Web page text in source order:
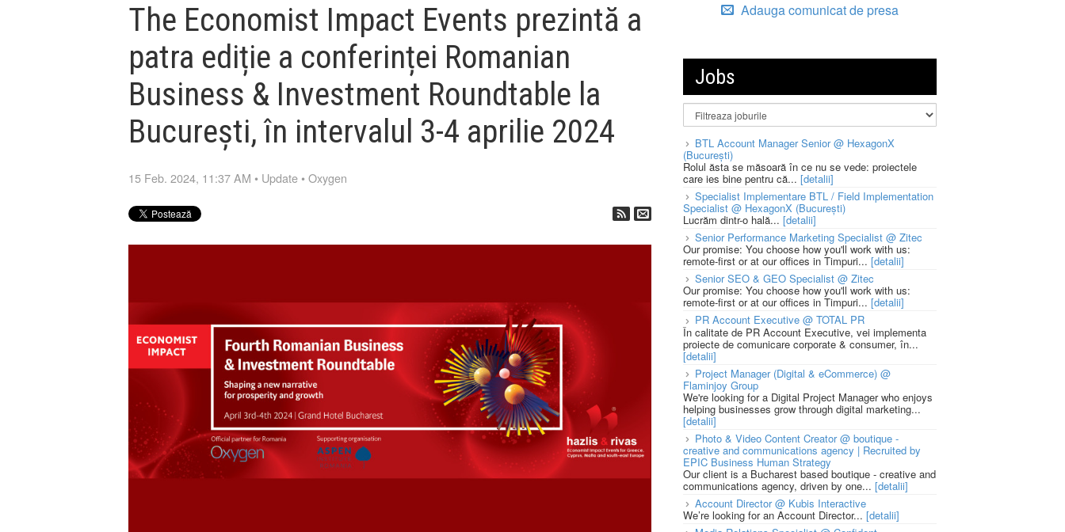
The Economist Impact Events prezintă a
patra ediție a conferinței Romanian
Business & Investment Roundtable la
București, în intervalul 3-4 aprilie 2024
15 Feb. 2024, 11:37 AM • Update •Oxygen
Adauga comunicat de presa
Jobs
BTL Account Manager Senior @ HexagonX
(București)
Rolul ăsta se măsoară în ce nu se vede: proiectele
care ies bine pentru că... [detalii]
Specialist Implementare BTL / Field Implementation
Specialist @ HexagonX (București)
Lucrăm dintr-o hală... [detalii]
Senior Performance Marketing Specialist @ Zitec
Our promise: You choose how you'll work with us:
remote-first or at our offices in Timpuri... [detalii]
Senior SEO & GEO Specialist @ Zitec
Our promise: You choose how you'll work with us:
remote-first or at our offices in Timpuri... [detalii]
PR Account Executive @ TOTAL PR
În calitate de PR Account Executive, vei implementa
proiecte de comunicare corporate & consumer, în...
[detalii]
Project Manager (Digital & eCommerce) @
Flaminjoy Group
We're looking for a Digital Project Manager who enjoys
helping businesses grow through digital marketing...
[detalii]
Photo & Video Content Creator @ boutique -
creative and communications agency | Recruited by
EPIC Business Human Strategy
Our client is a Bucharest based boutique - creative and
communications agency, driven by one... [detalii]
Account Director @ Kubis Interactive
We’re looking for an Account Director... [detalii]